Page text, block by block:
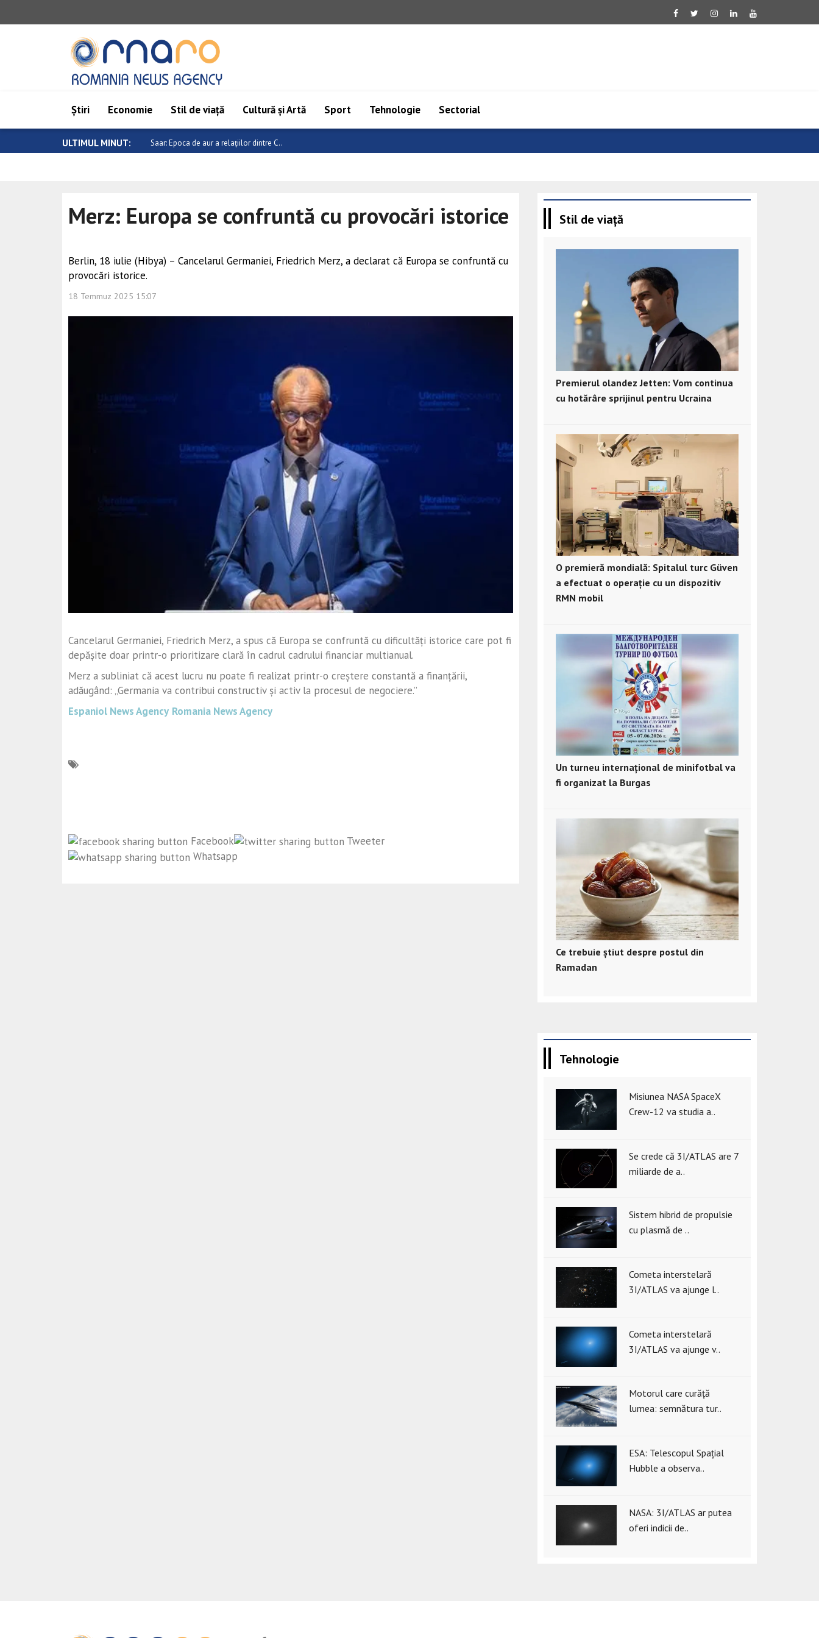
Știri Economie Stil de viață Cultură și Artă Sport Tehnologie Sectorial
ULTIMUL MINUT: Evoluție negativă pe piețele valutare
Merz: Europa se confruntă cu provocări istorice
Berlin, 18 iulie (Hibya) – Cancelarul Germaniei, Friedrich Merz, a declarat că Europa se confruntă cu
provocări istorice.
18 Temmuz 2025 15:07
Cancelarul Germaniei, Friedrich Merz, a spus că Europa se confruntă cu dificultăți istorice care pot fi
depășite doar printr-o prioritizare clară în cadrul cadrului financiar multianual.
Merz a subliniat că acest lucru nu poate fi realizat printr-o creștere constantă a finanțării,
adăugând: „Germania va contribui constructiv și activ la procesul de negociere.”
Espaniol News Agency Romania News Agency
Facebook
Tweeter
Whatsapp
Stil de viață
Premierul olandez Jetten: Vom continua
cu hotărâre sprijinul pentru Ucraina
O premieră mondială: Spitalul turc Güven
a efectuat o operație cu un dispozitiv
RMN mobil
Un turneu internațional de minifotbal va
fi organizat la Burgas
Ce trebuie știut despre postul din
Ramadan
Tehnologie
Misiunea NASA SpaceX
Crew-12 va studia a..
Se crede că 3I/ATLAS are 7
miliarde de a..
Sistem hibrid de propulsie
cu plasmă de ..
Cometa interstelară
3I/ATLAS va ajunge l..
Cometa interstelară
3I/ATLAS va ajunge v..
Motorul care curăță
lumea: semnătura tur..
ESA: Telescopul Spațial
Hubble a observa..
NASA: 3I/ATLAS ar putea
oferi indicii de..